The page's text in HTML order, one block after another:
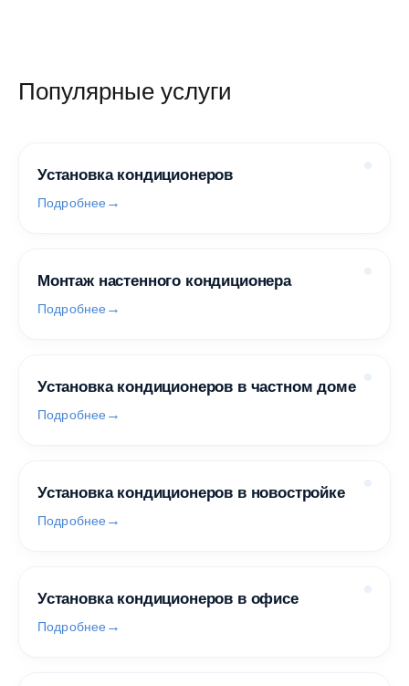
Популярные услуги
Установка кондиционеров
Подробнее
Монтаж настенного кондиционера
Подробнее
Установка кондиционеров в частном доме
Подробнее
Установка кондиционеров в новостройке
Подробнее
Установка кондиционеров в офисе
Подробнее